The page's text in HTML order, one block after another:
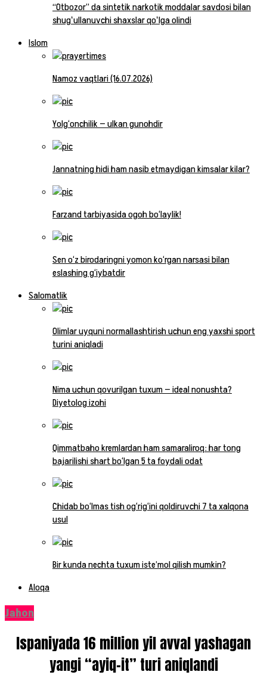
“Otbozor” da sintetik narkotik moddalar savdosi bilan
shugʻullanuvchi shaxslar qoʻlga olindi
Islom
Namoz vaqtlari (16.07.2026)
Yolg‘onchilik — ulkan gunohdir
Jannatning hidi ham nasib etmaydigan kimsalar kilar?
Farzand tarbiyasida ogoh bo‘laylik!
Sen o‘z birodaringni yomon ko‘rgan narsasi bilan
eslashing g‘iybatdir
Salomatlik
Olimlar uyquni normallashtirish uchun eng yaxshi sport
turini aniqladi
Nima uchun qovurilgan tuxum — ideal nonushta?
Diyetolog izohi
Qimmatbaho kremlardan ham samaraliroq: har tong
bajarilishi shart bo‘lgan 5 ta foydali odat
Chidab bo‘lmas tish og‘rig‘ini qoldiruvchi 7 ta xalqona
usul
Bir kunda nechta tuxum iste’mol qilish mumkin?
Aloqa
Jahon
Ispaniyada 16 million yil avval yashagan
yangi “ayiq-it” turi aniqlandi